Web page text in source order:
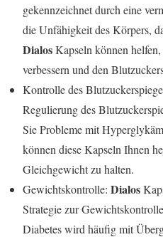
gekennzeichnet durch eine
die Unfähigkeit des Körpers,
DialosKapseln können
verbessern und den
Kontrolle des
Regulierung des
Sie Probleme mit
können diese Kapseln Ihnen
Gleichgewicht zu halten.
Gewichtskontrolle: Dialos
Strategie zur
Diabetes wird häufig mit